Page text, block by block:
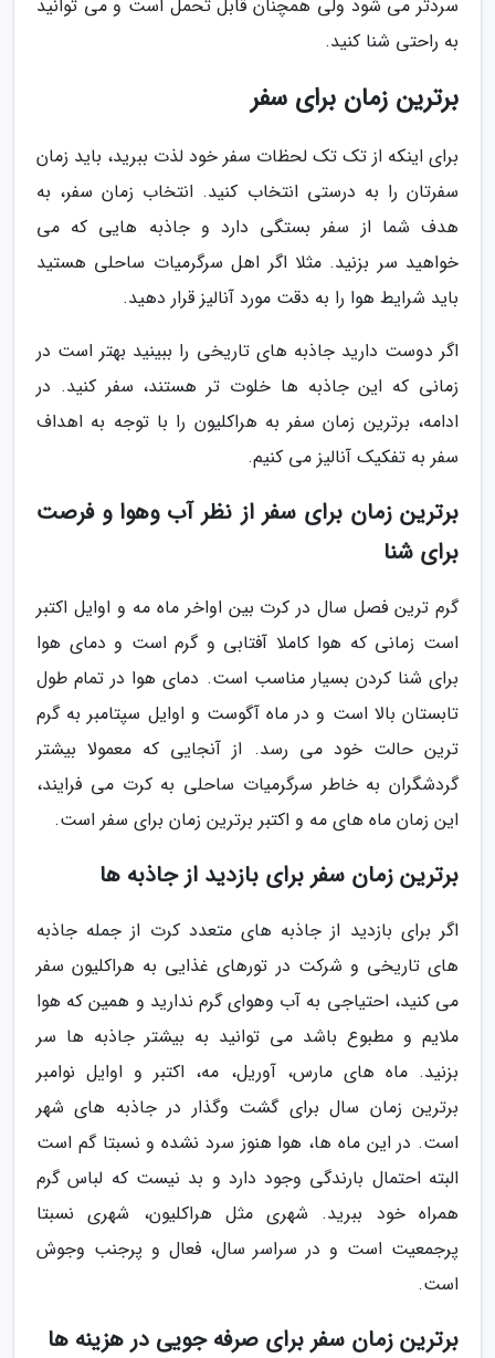
سردتر می شود ولی همچنان قابل تحمل است و می توانید
به راحتی شنا کنید.
برترین زمان برای سفر
برای اینکه از تک تک لحظات سفر خود لذت ببرید، باید زمان
سفرتان را به درستی انتخاب کنید. انتخاب زمان سفر، به
هدف شما از سفر بستگی دارد و جاذبه هایی که می
خواهید سر بزنید. مثلا اگر اهل سرگرمیات ساحلی هستید
باید شرایط هوا را به دقت مورد آنالیز قرار دهید.
اگر دوست دارید جاذبه های تاریخی را ببینید بهتر است در
زمانی که این جاذبه ها خلوت تر هستند، سفر کنید. در
ادامه، برترین زمان سفر به هراکلیون را با توجه به اهداف
سفر به تفکیک آنالیز می کنیم.
برترین زمان برای سفر از نظر آب وهوا و فرصت
برای شنا
گرم ترین فصل سال در کرت بین اواخر ماه مه و اوایل اکتبر
است زمانی که هوا کاملا آفتابی و گرم است و دمای هوا
برای شنا کردن بسیار مناسب است. دمای هوا در تمام طول
تابستان بالا است و در ماه آگوست و اوایل سپتامبر به گرم
ترین حالت خود می رسد. از آنجایی که معمولا بیشتر
گردشگران به خاطر سرگرمیات ساحلی به کرت می فرایند،
این زمان ماه های مه و اکتبر برترین زمان برای سفر است.
برترین زمان سفر برای بازدید از جاذبه ها
اگر برای بازدید از جاذبه های متعدد کرت از جمله جاذبه
های تاریخی و شرکت در تورهای غذایی به هراکلیون سفر
می کنید، احتیاجی به آب وهوای گرم ندارید و همین که هوا
ملایم و مطبوع باشد می توانید به بیشتر جاذبه ها سر
بزنید. ماه های مارس، آوریل، مه، اکتبر و اوایل نوامبر
برترین زمان سال برای گشت وگذار در جاذبه های شهر
است. در این ماه ها، هوا هنوز سرد نشده و نسبتا گم است
البته احتمال بارندگی وجود دارد و بد نیست که لباس گرم
همراه خود ببرید. شهری مثل هراکلیون، شهری نسبتا
پرجمعیت است و در سراسر سال، فعال و پرجنب وجوش
است.
برترین زمان سفر برای صرفه جویی در هزینه ها